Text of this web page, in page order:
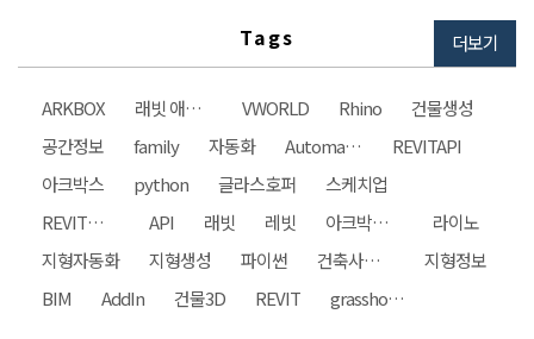
Tags 더보기
ARKBOX 래빗 애드인 VWORLD Rhino
건물생성
공간정보
family 자동화 Automation
REVITAPI
아크박스
python 글라스호퍼
스케치업
REVIT자동화
API 래빗 레빗 아크박스건축사사무소
라이노
지형자동화
지형생성 파이썬 건축사사무소
지형정보
BIM
AddIn 건물3D REVIT grasshopper